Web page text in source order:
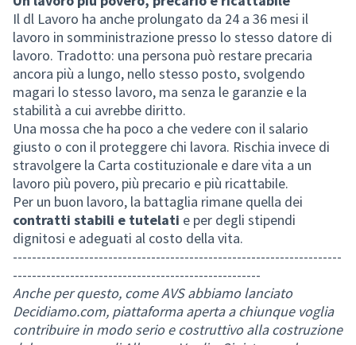
Il dl Lavoro ha anche prolungato da 24 a 36 mesi il
lavoro in somministrazione presso lo stesso datore di
lavoro. Tradotto: una persona può restare precaria
ancora più a lungo, nello stesso posto, svolgendo
magari lo stesso lavoro, ma senza le garanzie e la
stabilità a cui avrebbe diritto.
Una mossa che ha poco a che vedere con il salario
giusto o con il proteggere chi lavora. Rischia invece di
stravolgere la Carta costituzionale e dare vita a un
lavoro più povero, più precario e più ricattabile.
Per un buon lavoro, la battaglia rimane quella dei
contratti stabili e tutelati e per degli stipendi
dignitosi e adeguati al costo della vita.
---------------------------------------------------------------------
----------------------------------------------------
Anche per questo, come AVS abbiamo lanciato
Decidiamo.com, piattaforma aperta a chiunque voglia
contribuire in modo serio e costruttivo alla costruzione